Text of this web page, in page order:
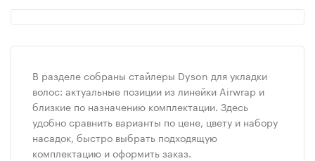
В разделе собраны стайлеры Dyson для укладки
волос: актуальные позиции из линейки Airwrap и
близкие по назначению комплектации. Здесь
удобно сравнить варианты по цене, цвету и набору
насадок, быстро выбрать подходящую
комплектацию и оформить заказ.